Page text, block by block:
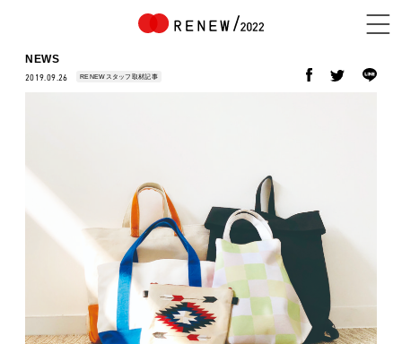
CONTENTS
EXHIBITOR
NEWS
2019.09.26 RENEWスタッフ取材記事